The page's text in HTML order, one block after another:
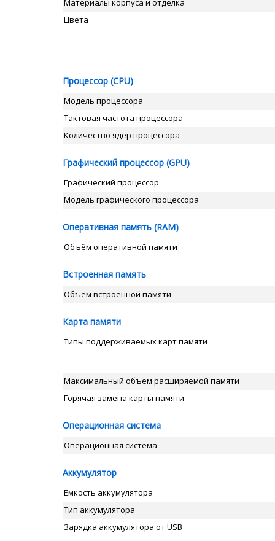
Материалы корпуса и отделка
Цвета
Процессор (CPU)
Модель процессора
Тактовая частота процессора
Количество ядер процессора
Графический процессор (GPU)
Графический процессор
Модель графического процессора
Оперативная память (RAM)
Объём оперативной памяти
Встроенная память
Объём встроенной памяти
Карта памяти
Типы поддерживаемых карт памяти
Максимальный объем расширяемой памяти
Горячая замена карты памяти
Операционная система
Операционная система
Аккумулятор
Емкость аккумулятора
Тип аккумулятора
Зарядка аккумулятора от USB